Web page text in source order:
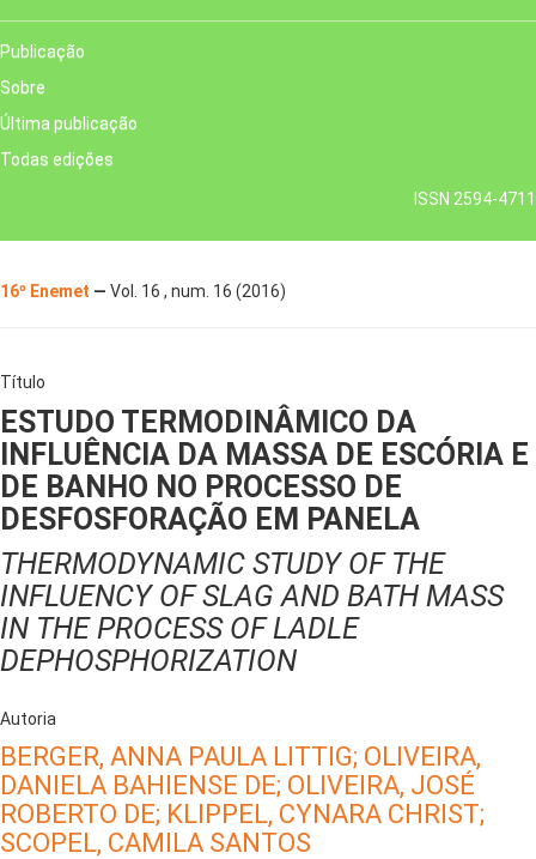
Publicação
Sobre
Última publicação
Todas edições
ISSN 2594-4711
16º Enemet — Vol. 16 , num. 16 (2016)
Título
ESTUDO TERMODINÂMICO DA
INFLUÊNCIA DA MASSA DE ESCÓRIA E
DE BANHO NO PROCESSO DE
DESFOSFORAÇÃO EM PANELA
THERMODYNAMIC STUDY OF THE
INFLUENCY OF SLAG AND BATH MASS
IN THE PROCESS OF LADLE
DEPHOSPHORIZATION
Autoria
BERGER, ANNA PAULA LITTIG; OLIVEIRA,
DANIELA BAHIENSE DE; OLIVEIRA, JOSÉ
ROBERTO DE; KLIPPEL, CYNARA CHRIST;
SCOPEL, CAMILA SANTOS